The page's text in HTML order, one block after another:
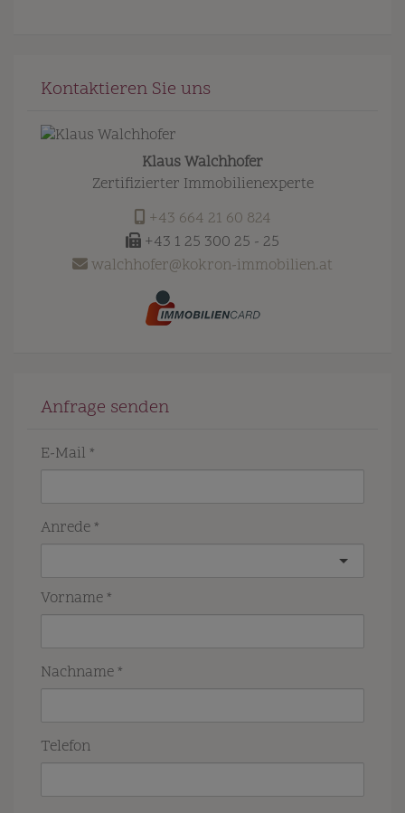
Kontaktieren Sie uns
Klaus Walchhofer
Zertifizierter Immobilienexperte
+43 664 21 60 824
+43 1 25 300 25 - 25
walchhofer@kokron-immobilien.at
Anfrage senden
E-Mail
Anrede
Vorname
Nachname
Telefon